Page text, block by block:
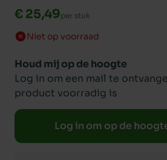
€ 25,49per stuk
Niet op voorraad
Houd mij op de hoogte
Log in om een mail te
product voorradig is
Log in om op de